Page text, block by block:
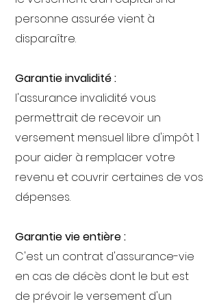
personne assurée vient à
disparaître.
Garantie invalidité :
l'assurance invalidité vous
permettrait de recevoir un
versement mensuel libre d'impôt 1
pour aider à remplacer votre
revenu et couvrir certaines de vos
dépenses.
Garantie vie entière :
C'est un contrat d'assurance-vie
en cas de décès dont le but est
de prévoir le versement d'un